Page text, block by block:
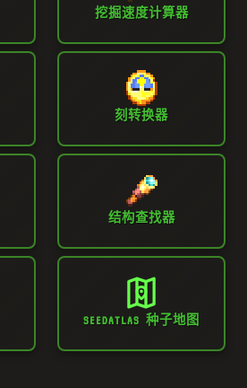
挖掘速度计算器
刻转换器
结构查找器
SEEDATLAS 种子地图